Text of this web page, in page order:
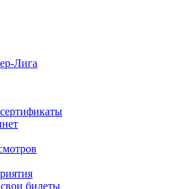
Лига
билеты